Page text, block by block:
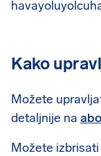
Kako
Možete
detaljnije na
Možete